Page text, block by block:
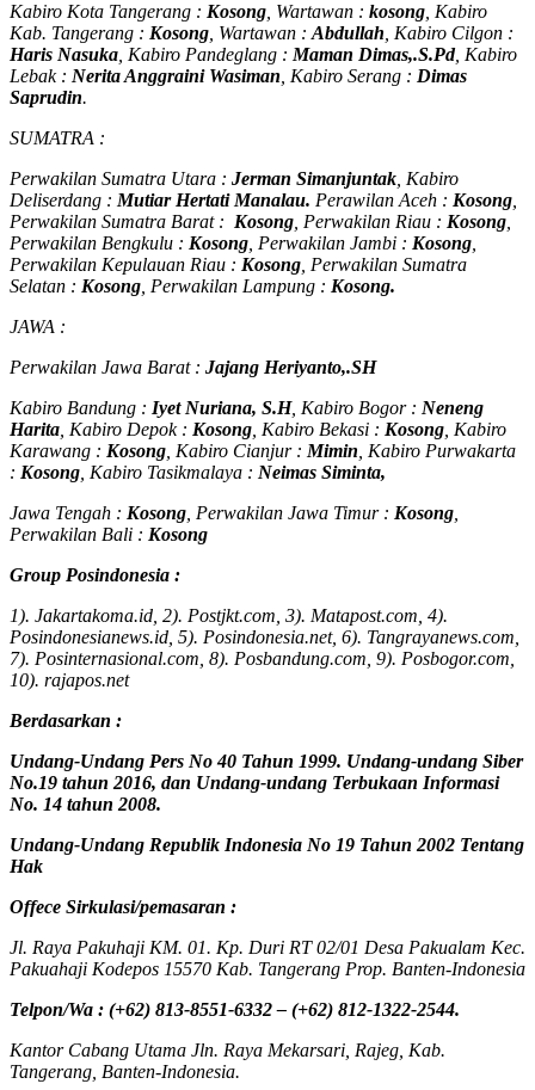
Kabiro Kota Tangerang : Kosong , Wartawan : kosong , Kabiro
Kab. Tangerang : Kosong , Wartawan : Abdullah , Kabiro Cilgon :
Haris Nasuka , Kabiro Pandeglang : Maman Dimas,.S.Pd, Kabiro
Lebak : Nerita Anggraini Wasiman , Kabiro Serang : Dimas
Saprudin.
SUMATRA :
Perwakilan Sumatra Utara : Jerman Simanjuntak , Kabiro
Deliserdang : Mutiar Hertati Manalau. Perawilan Aceh : Kosong
Perwakilan Sumatra Barat : Kosong , Perwakilan Riau : Kosong
Perwakilan Bengkulu : Kosong , Perwakilan Jambi : Kosong
Perwakilan Kepulauan Riau : Kosong , Perwakilan Sumatra
Selatan : Kosong , Perwakilan Lampung : Kosong.
JAWA :
Perwakilan Jawa Barat : Jajang Heriyanto,.SH
Kabiro Bandung : Iyet Nuriana, S.H, Kabiro Bogor : Neneng
Harita , Kabiro Depok : Kosong , Kabiro Bekasi : Kosong , Kabiro
Karawang : Kosong , Kabiro Cianjur : Mimin , Kabiro Purwakarta
: Kosong , Kabiro Tasikmalaya : Neimas Siminta,
Jawa Tengah : Kosong , Perwakilan Jawa Timur : Kosong
Perwakilan Bali : Kosong
Group Posindonesia :
1). Jakartakoma.id, 2). Postjkt.com, 3). Matapost.com, 4).
Posindonesianews.id, 5). Posindonesia.net, 6). Tangrayanews.com,
7). Posinternasional.com, 8). Posbandung.com, 9). Posbogor.com,
10). rajapos.net
Berdasarkan :
Undang-Undang Pers No 40 Tahun 1999. Undang-undang Siber
No.19 tahun 2016, dan Undang-undang Terbukaan Informasi
No. 14 tahun 2008.
Undang-Undang Republik Indonesia No 19 Tahun 2002 Tentang
Hak
Offece Sirkulasi/pemasaran :
Jl. Raya Pakuhaji KM. 01. Kp. Duri RT 02/01 Desa Pakualam Kec.
Pakuahaji Kodepos 15570 Kab. Tangerang Prop. Banten-Indonesia
Telpon/Wa : (+62) 813-8551-6332 – (+62) 812-1322-2544.
Kantor Cabang Utama Jln. Raya Mekarsari, Rajeg, Kab.
Tangerang, Banten-Indonesia.